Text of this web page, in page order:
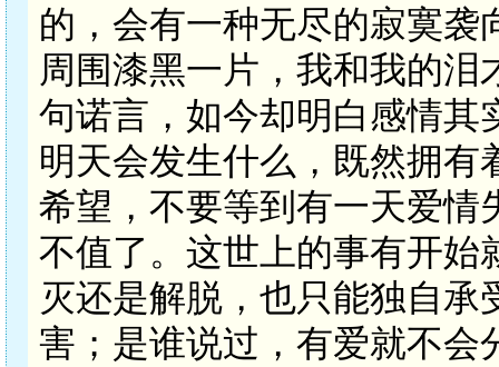
的，会有一种无尽的寂寞
周围漆黑一片，我和我的
句诺言，如今却明白感情其
明天会发生什么，既然拥
希望，不要等到有一天爱情
不值了。这世上的事有开始
灭还是解脱，也只能独自
害；是谁说过，有爱就不会